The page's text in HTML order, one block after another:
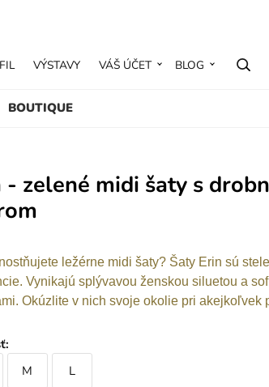
BOUTIQUE
VÝSTAVY VÁŠ ÚČET BLOG
- zelené midi šaty s
ležérne midi šaty? Šaty Erin sú
Vynikajú splývavou ženskou siluetou a
Okúzlite v nich svoje okolie pri akejkoľvek
:
M L